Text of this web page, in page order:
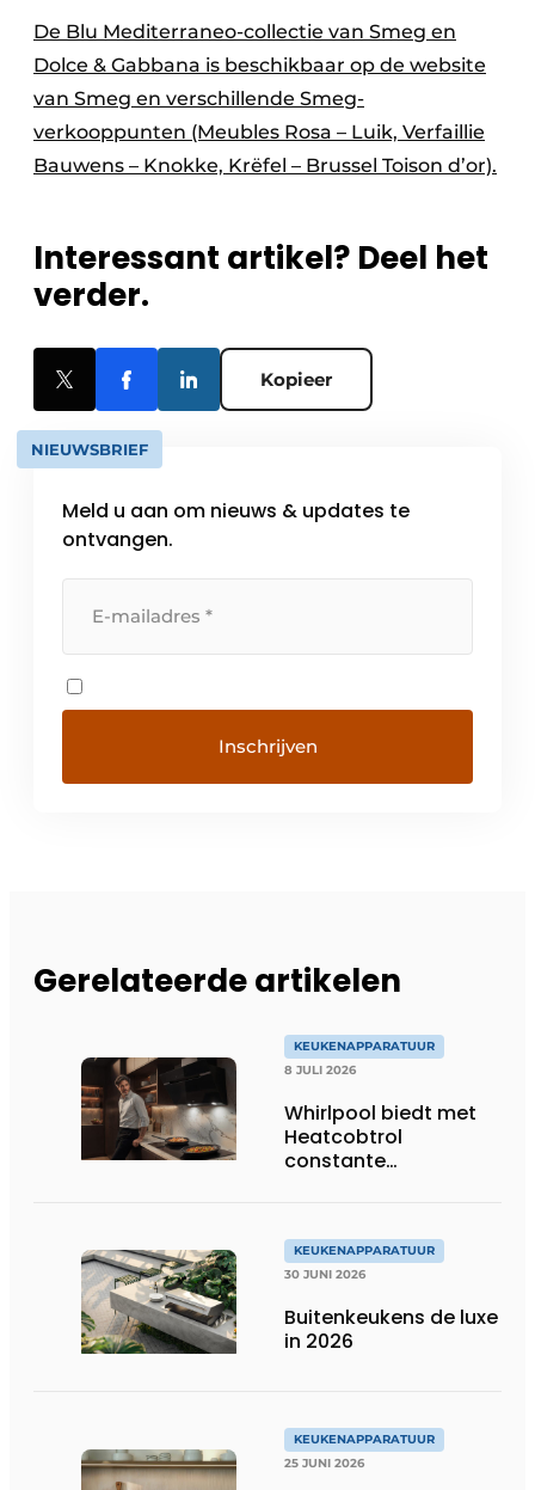
De Blu Mediterraneo-collectie van Smeg en
Dolce & Gabbana is beschikbaar op de website
van Smeg en verschillende Smeg-
verkooppunten (Meubles Rosa – Luik, Verfaillie
Bauwens – Knokke, Krëfel – Brussel Toison d’or).
Interessant artikel? Deel het
verder.
Kopieer
NIEUWSBRIEF
Meld u aan om nieuws & updates te
ontvangen.
Gerelateerde artikelen
KEUKENAPPARATUUR
8 JULI 2026
Whirlpool biedt met
Heatcobtrol
constante
KEUKENAPPARATUUR
30 JUNI 2026
Buitenkeukens de luxe
in 2026
KEUKENAPPARATUUR
25 JUNI 2026